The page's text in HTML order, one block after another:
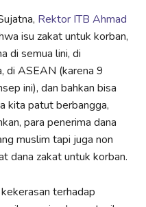
Rektor ITB Ahmad
isu zakat untuk korban,
di semua lini, di
di ASEAN (karena 9
ini), dan bahkan bisa
kita patut berbangga,
para penerima dana
muslim tapi juga non
dana zakat untuk korban.
terhadap